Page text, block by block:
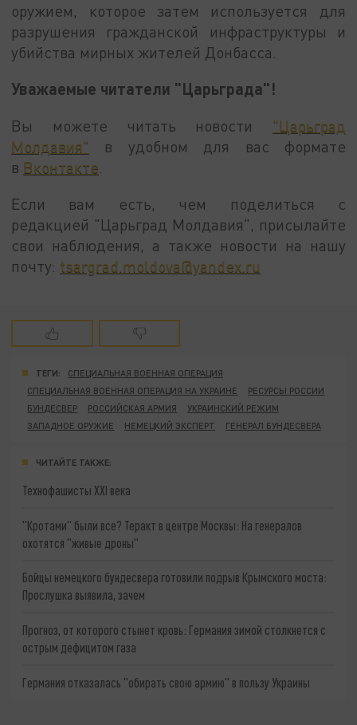
оружием, которое затем используется для
разрушения гражданской инфраструктуры и
убийства мирных жителей Донбасса.
Уважаемые читатели "Царьграда"!
Вы можете читать новости "Царьград
Молдавия" в удобном для вас формате
в Вконтакте
Если вам есть, чем поделиться с
редакцией "Царьград Молдавия", присылайте
свои наблюдения, а также новости на нашу
почту: tsargrad.moldova@yandex.ru
ТЕГИ:
СПЕЦИАЛЬНАЯ ВОЕННАЯ ОПЕРАЦИЯ
СПЕЦИАЛЬНАЯ ВОЕННАЯ ОПЕРАЦИЯ НА УКРАИНЕ
РЕСУРСЫ РОССИИ
БУНДЕСВЕР
РОССИЙСКАЯ АРМИЯ
УКРАИНСКИЙ РЕЖИМ
ЗАПАДНОЕ ОРУЖИЕ
НЕМЕЦКИЙ ЭКСПЕРТ ГЕНЕРАЛ БУНДЕСВЕРА
ЧИТАЙТЕ ТАКЖЕ:
Технофашисты XXI века
"Кротами" были все? Теракт в центре Москвы: На генералов
охотятся "живые дроны"
Бойцы немецкого бундесвера готовили подрыв Крымского моста:
Прослушка выявила, зачем
Прогноз, от которого стынет кровь: Германия зимой столкнется с
острым дефицитом газа
Германия отказалась "обирать свою армию" в пользу Украины